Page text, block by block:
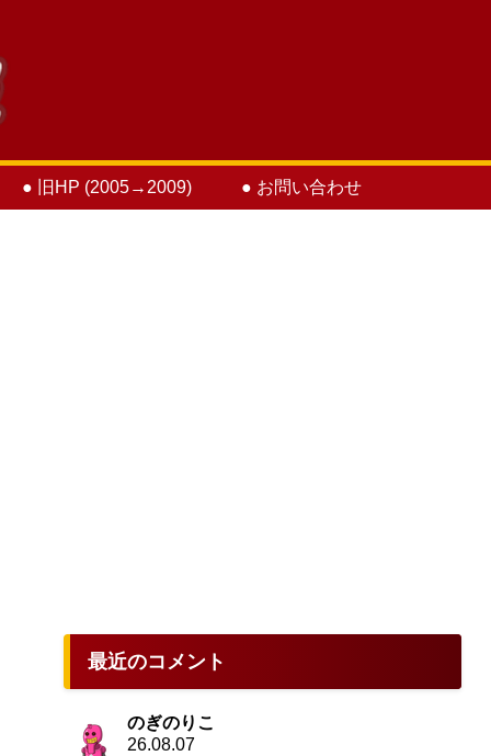
● 旧HP (2005→2009) ● お問い合わせ
最近のコメント
のぎのりこ
26.08.07